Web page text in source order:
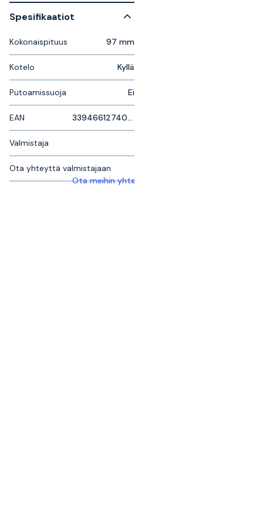
Spesifikaatiot
Kokonaispituus 97 mm
Kotelo Kyllä
Putoamissuoja Ei
EAN 3394661274021
Valmistaja
Ota yhteyttä valmistajaan
Ota meihin yhteyttä saadaksesi lisätietoja